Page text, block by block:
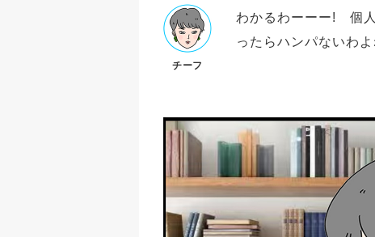
チーフ
わかるわーーー! 個人
ったらハンパないわ